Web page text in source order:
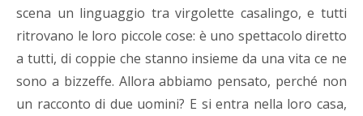
scena un linguaggio tra virgolette casalingo, e tutti
ritrovano le loro piccole cose: è uno spettacolo diretto
a tutti, di coppie che stanno insieme da una vita ce ne
sono a bizzeffe. Allora abbiamo pensato, perché non
un racconto di due uomini? E si entra nella loro casa,